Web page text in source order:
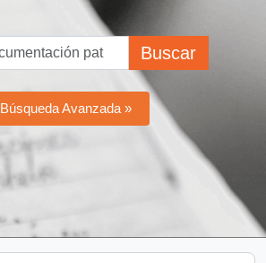
Buscar
Búsqueda Avanzada »